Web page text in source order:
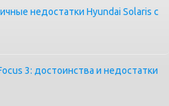
недостатки Hyundai Solaris с
3: достоинства и недостатки